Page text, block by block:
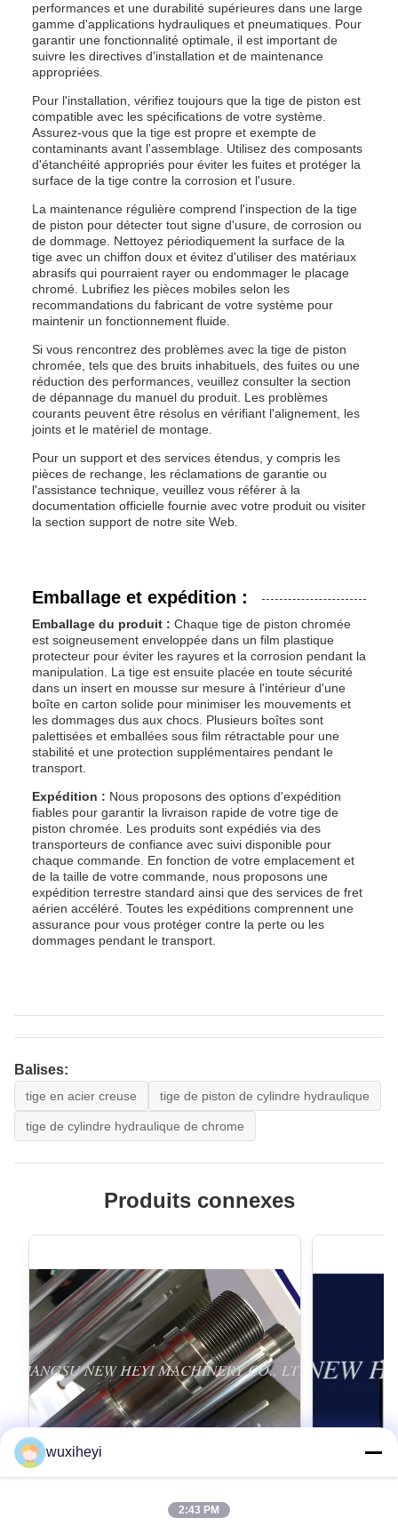
performances et une durabilité supérieures dans une large
gamme d'applications hydrauliques et pneumatiques. Pour
garantir une fonctionnalité optimale, il est important de
suivre les directives d'installation et de maintenance
appropriées.
Pour l'installation, vérifiez toujours que la tige de piston est
compatible avec les spécifications de votre système.
Assurez-vous que la tige est propre et exempte de
contaminants avant l'assemblage. Utilisez des composants
d'étanchéité appropriés pour éviter les fuites et protéger la
surface de la tige contre la corrosion et l'usure.
La maintenance régulière comprend l'inspection de la tige
de piston pour détecter tout signe d'usure, de corrosion ou
de dommage. Nettoyez périodiquement la surface de la
tige avec un chiffon doux et évitez d'utiliser des matériaux
abrasifs qui pourraient rayer ou endommager le placage
chromé. Lubrifiez les pièces mobiles selon les
recommandations du fabricant de votre système pour
maintenir un fonctionnement fluide.
Si vous rencontrez des problèmes avec la tige de piston
chromée, tels que des bruits inhabituels, des fuites ou une
réduction des performances, veuillez consulter la section
de dépannage du manuel du produit. Les problèmes
courants peuvent être résolus en vérifiant l'alignement, les
joints et le matériel de montage.
Pour un support et des services étendus, y compris les
pièces de rechange, les réclamations de garantie ou
l'assistance technique, veuillez vous référer à la
documentation officielle fournie avec votre produit ou visiter
la section support de notre site Web.
Emballage et expédition :
Emballage du produit : Chaque tige de piston chromée
est soigneusement enveloppée dans un film plastique
protecteur pour éviter les rayures et la corrosion pendant la
manipulation. La tige est ensuite placée en toute sécurité
dans un insert en mousse sur mesure à l'intérieur d'une
boîte en carton solide pour minimiser les mouvements et
les dommages dus aux chocs. Plusieurs boîtes sont
palettisées et emballées sous film rétractable pour une
stabilité et une protection supplémentaires pendant le
transport.
Expédition : Nous proposons des options d'expédition
fiables pour garantir la livraison rapide de votre tige de
piston chromée. Les produits sont expédiés via des
transporteurs de confiance avec suivi disponible pour
chaque commande. En fonction de votre emplacement et
de la taille de votre commande, nous proposons une
expédition terrestre standard ainsi que des services de fret
aérien accéléré. Toutes les expéditions comprennent une
assurance pour vous protéger contre la perte ou les
dommages pendant le transport.
Balises:
tige en acier creuse tige de piston de cylindre hydraulique
tige de cylindre hydraulique de chrome
Produits connexes
wuxiheyi
2:43 PM